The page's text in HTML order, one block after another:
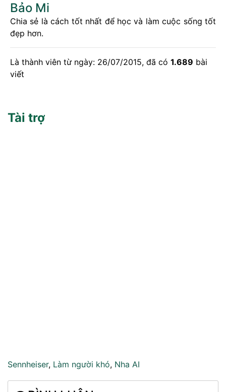
Bảo Mi
Chia sẻ là cách tốt nhất để học và làm cuộc sống tốt
đẹp hơn.
Là thành viên từ ngày: 26/07/2015, đã có 1.689 bài
viết
Tài trợ
Sennheiser, Làm người khó, Nha AI